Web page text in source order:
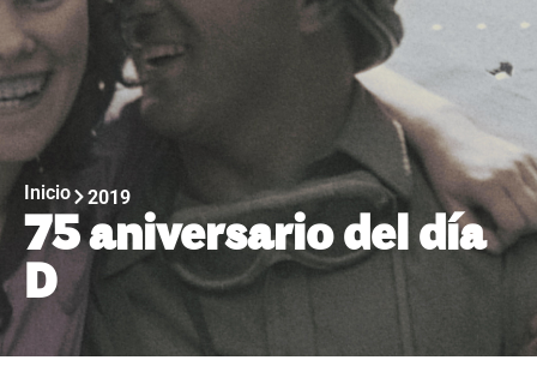
Inicio 2019
75 aniversario del día
D